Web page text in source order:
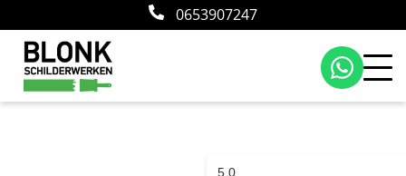
0653907247
5.0